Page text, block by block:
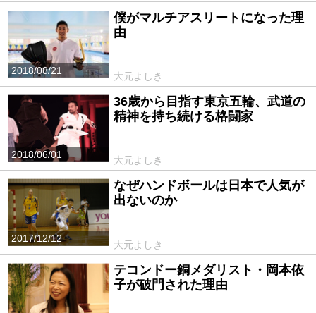
2018/08/21
僕がマルチアスリートになった理
由
大元よしき
2018/06/01
36歳から目指す東京五輪、武道の
精神を持ち続ける格闘家
大元よしき
2017/12/12
なぜハンドボールは日本で人気が
出ないのか
大元よしき
テコンドー銅メダリスト・岡本依
子が破門された理由